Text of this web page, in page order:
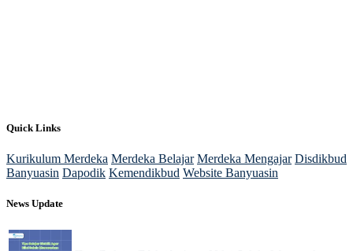
Quick Links
Kurikulum Merdeka Merdeka Belajar Merdeka Mengajar Disdikbud
Banyuasin Dapodik Kemendikbud Website Banyuasin
News Update